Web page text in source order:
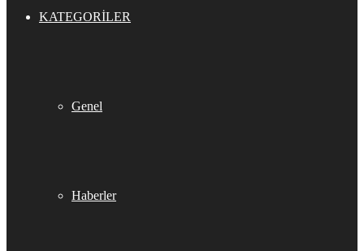
KATEGORILER
Genel
Haberler